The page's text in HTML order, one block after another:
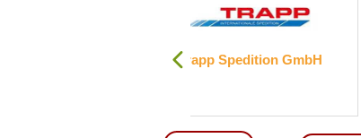
Brain Products GmbH